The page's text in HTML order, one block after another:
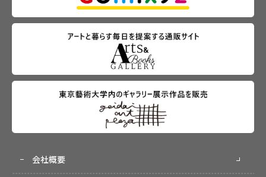
会社概要